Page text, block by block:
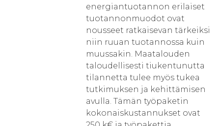
energiantuotannon erilaiset
tuotannonmuodot ovat
nousseet ratkaisevan tärkeiksi
niin ruuan tuotannossa kuin
muussakin. Maatalouden
taloudellisesti tiukentunutta
tilannetta tulee myös tukea
tutkimuksen ja kehittämisen
avulla. Tämän työpaketin
kokonaiskustannukset ovat